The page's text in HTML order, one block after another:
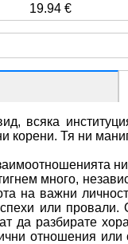
19.94 €
всяка
корени. Тя ни
много,
на важни
или
да разбирате
отношения